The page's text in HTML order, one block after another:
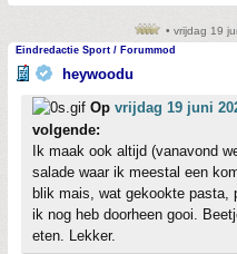
• vrijdag 19
Eindredactie Sport / Forummod
heywoodu
Op vrijdag 19 juni
volgende:
Ik maak ook altijd (vanavond
salade waar ik meestal een
blik mais, wat gekookte pasta,
ik nog heb doorheen gooi.
eten. Lekker.